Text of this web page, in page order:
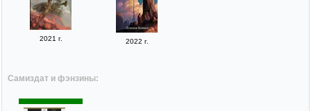
2021 г. 2022 г.
Самиздат и фэнзины: